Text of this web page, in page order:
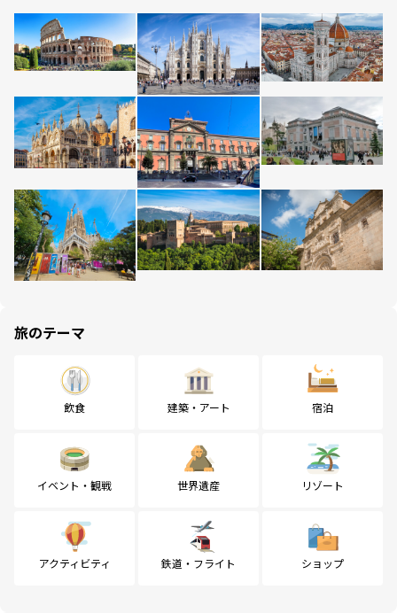
旅のテーマ
飲食 建築・アート 宿泊
イベント・観戦 世界遺産 リゾート
アクティビティ 鉄道・フライト ショップ